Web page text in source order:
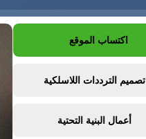
اكتساب الموقع
تصميم الترددات اللاسلكية
أعمال البنية التحتية